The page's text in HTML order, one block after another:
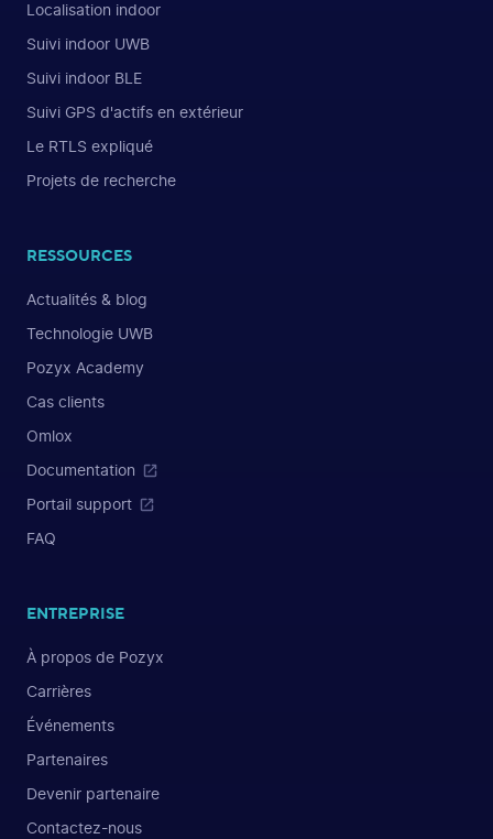
Localisation indoor
Suivi indoor UWB
Suivi indoor BLE
Suivi GPS d'actifs en extérieur
Le RTLS expliqué
Projets de recherche
RESSOURCES
Actualités & blog
Technologie UWB
Pozyx Academy
Cas clients
Omlox
Documentation
Portail support
FAQ
ENTREPRISE
À propos de Pozyx
Carrières
Événements
Partenaires
Devenir partenaire
Contactez-nous